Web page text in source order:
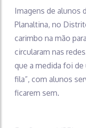
Imagens de alunos
Planaltina, no
carimbo na mão
circularam nas
que a medida foi de
fila”, com alunos
ficarem sem.